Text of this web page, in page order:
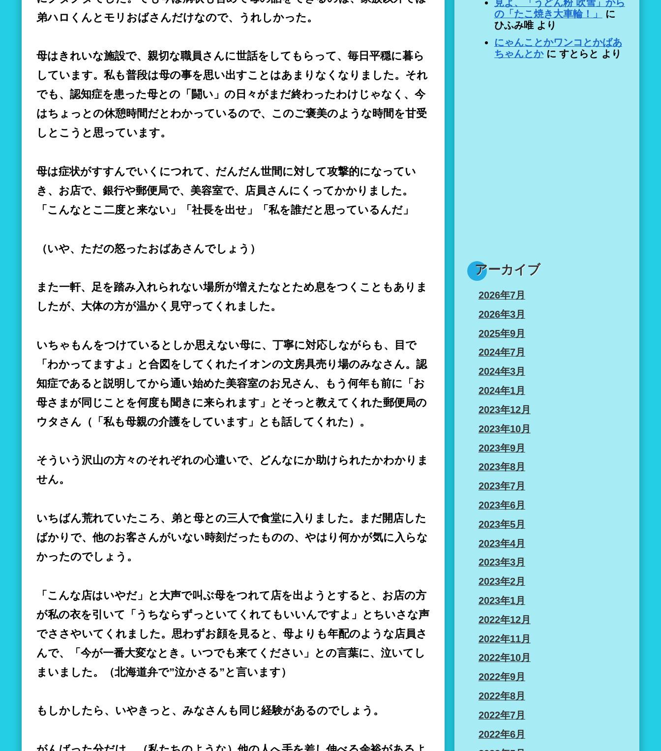
弟ハロくんとモリおばさんだけなので、うれしかった。
母はきれいな施設で、親切な職員さんに世話をしてもらって、毎日平穏に暮ら
しています。私も普段は母の事を思い出すことはあまりなくなりました。それ
でも、認知症を患った母との「闘い」の日々がまだ終わったわけじゃなく、今
はちょっとの休憩時間だとわかっているので、このご褒美のような時間を甘受
しとこうと思っています。
母は症状がすすんでいくにつれて、だんだん世間に対して攻撃的になってい
き、お店で、銀行や郵便局で、美容室で、店員さんにくってかかりました。
「こんなとこ二度と来ない」「社長を出せ」「私を誰だと思っているんだ」
（いや、ただの怒ったおばあさんでしょう）
また一軒、足を踏み入れられない場所が増えたなとため息をつくこともありま
したが、大体の方が温かく見守ってくれました。
いちゃもんをつけているとしか思えない母に、丁寧に対応しながらも、目で
「わかってますよ」と合図をしてくれたイオンの文房具売り場のみなさん。認
知症であると説明してから通い始めた美容室のお兄さん、もう何年も前に「お
母さまが同じことを何度も聞きに来られます」とそっと教えてくれた郵便局の
ウタさん（「私も母親の介護をしています」とも話してくれた）。
そういう沢山の方々のそれぞれの心遣いで、どんなにか助けられたかわかりま
せん。
いちばん荒れていたころ、弟と母との三人で食堂に入りました。まだ開店した
ばかりで、他のお客さんがいない時刻だったものの、やはり何かが気に入らな
かったのでしょう。
「こんな店はいやだ」と大声で叫ぶ母をつれて店を出ようとすると、お店の方
が私の衣を引いて「うちならずっといてくれてもいいんですよ」とちいさな声
でささやいてくれました。思わずお顔を見ると、母よりも年配のような店員さ
んで、「今が一番大変なとき。いつでも来てください」との言葉に、泣いてし
まいました。（北海道弁で”泣かさる”と言います）
もしかしたら、いやきっと、みなさんも同じ経験があるのでしょう。
見よ、「うどん粉 吹雪」から
の「たこ焼き大車輪！」
に
ひふみ唯より
にゃんことかワンコとかばあ
ちゃんとかに すとらと より
アーカイブ
2026年7月
2026年3月
2025年9月
2024年7月
2024年3月
2024年1月
2023年12月
2023年10月
2023年9月
2023年8月
2023年7月
2023年6月
2023年5月
2023年4月
2023年3月
2023年2月
2023年1月
2022年12月
2022年11月
2022年10月
2022年9月
2022年8月
2022年7月
2022年6月